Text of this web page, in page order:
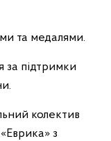
та медалями.
за підтримки
колектив
з